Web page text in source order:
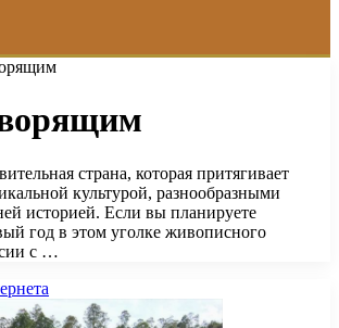
страна, которая притягивает
культурой, разнообразными
историей. Если вы планируете
год в этом уголке живописного
с …